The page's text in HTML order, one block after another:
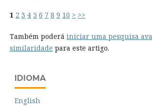
1 2 3 4 5 6 7 8 9 10 > >>
Também poderá iniciar uma pesquisa
similaridade para este artigo.
IDIOMA
English